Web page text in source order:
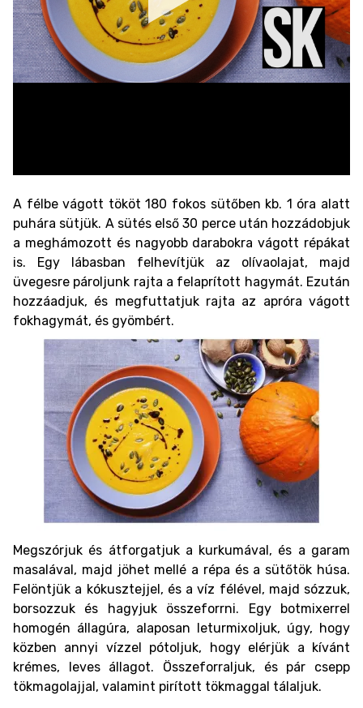
A félbe vágott tököt 180 fokos sütőben kb. 1 óra alatt
puhára sütjük. A sütés első 30 perce után hozzádobjuk
a meghámozott és nagyobb darabokra vágott répákat
is. Egy lábasban felhevítjük az olívaolajat, majd
üvegesre pároljunk rajta a felaprított hagymát. Ezután
hozzáadjuk, és megfuttatjuk rajta az apróra vágott
fokhagymát, és gyömbért.
Megszórjuk és átforgatjuk a kurkumával, és a garam
masalával, majd jöhet mellé a répa és a sütőtök húsa.
Felöntjük a kókusztejjel, és a víz félével, majd sózzuk,
borsozzuk és hagyjuk összeforrni. Egy botmixerrel
homogén állagúra, alaposan leturmixoljuk, úgy, hogy
közben annyi vízzel pótoljuk, hogy elérjük a kívánt
krémes, leves állagot. Összeforraljuk, és pár csepp
tökmagolajjal, valamint pirított tökmaggal tálaljuk.